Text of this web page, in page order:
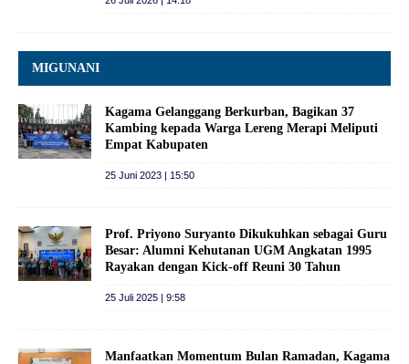
MIGUNANI
Kagama Gelanggang Berkurban, Bagikan 37
Kambing kepada Warga Lereng Merapi Meliputi
Empat Kabupaten
25 Juni 2023 | 15:50
Prof. Priyono Suryanto Dikukuhkan sebagai Guru
Besar: Alumni Kehutanan UGM Angkatan 1995
Rayakan dengan Kick-off Reuni 30 Tahun
25 Juli 2025 | 9:58
Manfaatkan Momentum Bulan Ramadan, Kagama